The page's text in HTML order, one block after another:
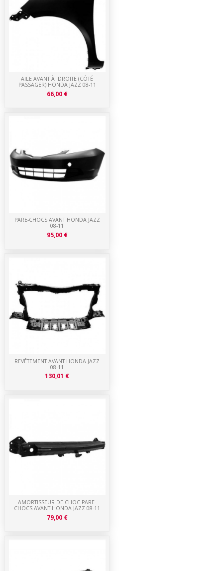
AMORTISSEUR DE CHOC PARE-
CHOCS AVANT HONDA JAZZ 08-11
79,00 €
REVÊTEMENT AVANT HONDA JAZZ
08-11
130,01 €
PARE-CHOCS AVANT HONDA JAZZ
08-11
95,00 €
AILE AVANT À DROITE (CÔTÉ
PASSAGER) HONDA JAZZ 08-11
66,00 €